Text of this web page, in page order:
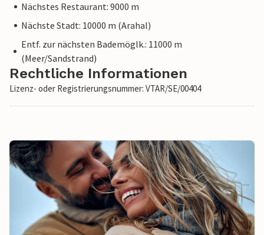
Nächstes Restaurant: 9000 m
Nächste Stadt: 10000 m (Arahal)
Entf. zur nächsten Bademöglk.: 11000 m
(Meer/Sandstrand)
Rechtliche Informationen
Lizenz- oder Registrierungsnummer: VTAR/SE/00404